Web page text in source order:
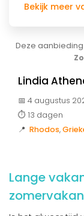
Bekijk meer
Deze
Lindia
📅 4 augustus
⏱️ 13 dagen
📍 Rhodos,
Lange